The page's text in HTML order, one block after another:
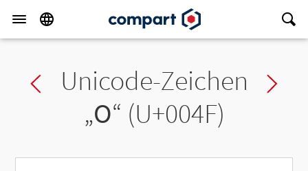
Previous char
Unicode-Zeichen
„O“ (U+004F)